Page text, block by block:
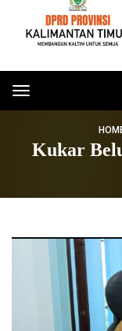
Toggle
navigation
Kukar